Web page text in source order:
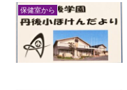
保健室から